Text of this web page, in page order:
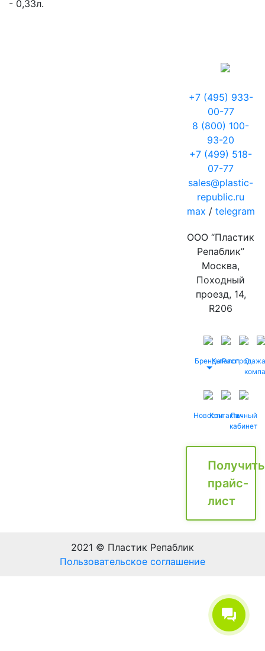
- 0,33л.
+7 (495) 933-
00-77
8 (800) 100-
93-20
+7 (499) 518-
07-77
sales@plastic-
republic.ru
max / telegram
ООО “Пластик
Репаблик”
Москва,
Походный
проезд, 14,
R206
БрендыКаталог
Распродажа
О
НовостиКонтактыЛичный
кабинет
Получить
прайс-
лист
2021 © Пластик Репаблик
Пользовательское соглашение